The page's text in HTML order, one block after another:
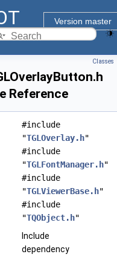
Version master
Guide
Classes
Reference
#include
"TGLOverlay.h"
#include
"TGLFontManager.h"
#include
"TGLViewerBase.h"
#include
"TQObject.h"
Include
dependency